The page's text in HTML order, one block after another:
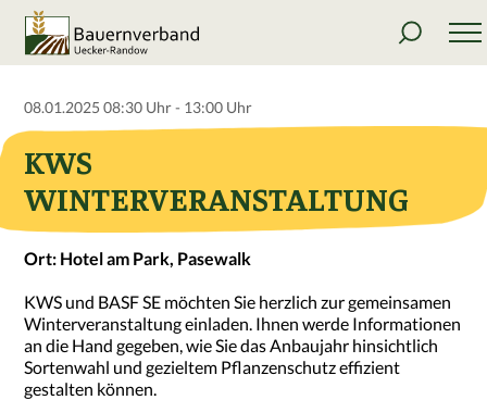
08.01.2025 08:30 Uhr - 13:00 Uhr
KWS
WINTERVERANSTALTUNG
Ort: Hotel am Park, Pasewalk
KWS und BASF SE möchten Sie herzlich zur gemeinsamen
Winterveranstaltung einladen. Ihnen werde Informationen
an die Hand gegeben, wie Sie das Anbaujahr hinsichtlich
Sortenwahl und gezieltem Pflanzenschutz effizient
gestalten können.